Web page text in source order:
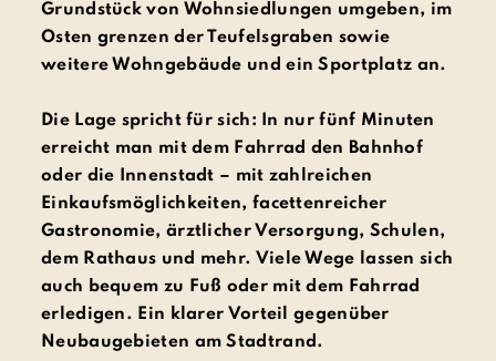
Grundstück von Wohnsiedlungen umgeben, im
Osten grenzen der Teufelsgraben sowie
weitere Wohngebäude und ein Sportplatz an.
Die Lage spricht für sich: In nur fünf Minuten
erreicht man mit dem Fahrrad den Bahnhof
oder die Innenstadt – mit zahlreichen
Einkaufsmöglichkeiten, facettenreicher
Gastronomie, ärztlicher Versorgung, Schulen,
dem Rathaus und mehr. Viele Wege lassen sich
auch bequem zu Fuß oder mit dem Fahrrad
erledigen. Ein klarer Vorteil gegenüber
Neubaugebieten am Stadtrand.